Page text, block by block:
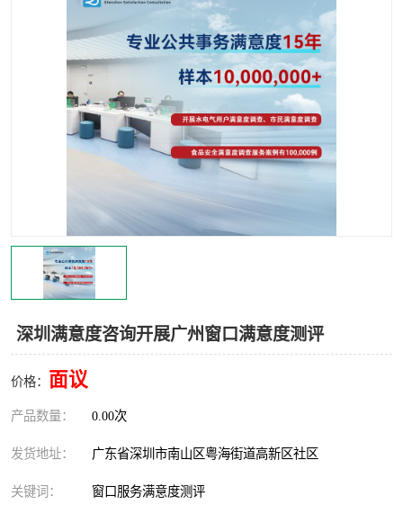
深圳满意度咨询开展广州窗口满意度测评
价格： 面议
产品数量： 0.00次
发货地址： 广东省深圳市南山区粤海街道高新区社区
关键词： 窗口服务满意度测评
公共事务满意度调查 餐饮业满意度调查
营商环境满意度 员工满意度
服务满意度调查 汽车行业满意度